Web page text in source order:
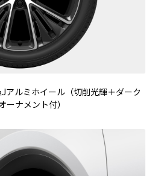
ルミホイール（切削光輝＋ダーク
ナメント付）